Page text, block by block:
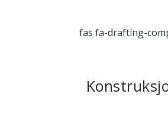
fas fa-drafting-